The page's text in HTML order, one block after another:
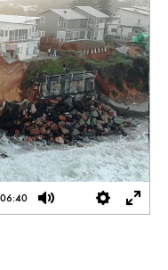
Mute Settings